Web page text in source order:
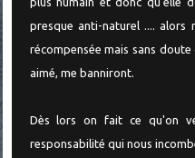
presque anti-naturel .... alors
récompensée mais sans
aimé, me banniront.
Dès lors on fait ce qu'on
responsabilité qui nous